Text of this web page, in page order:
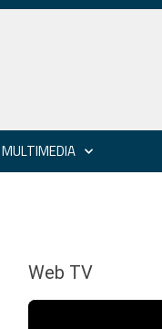
MULTIMEDIA
Web TV